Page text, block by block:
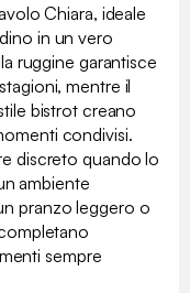
Chiara, ideale
in un vero
ruggine garantisce
mentre il
bistrot creano
condivisi.
discreto quando lo
ambiente
pranzo leggero o
sempre